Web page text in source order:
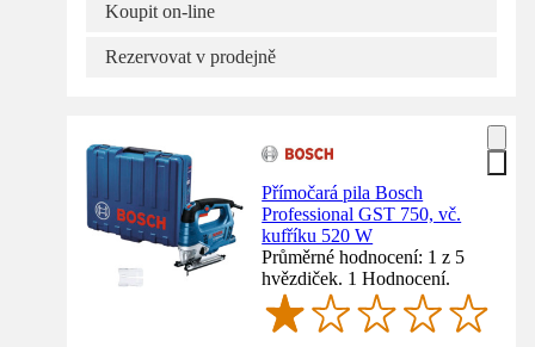
Koupit on-line
Rezervovat v prodejně
Přímočará pila Bosch
Professional GST 750, vč.
kufříku 520 W
Průměrné hodnocení: 1 z 5
hvězdiček. 1 Hodnocení.